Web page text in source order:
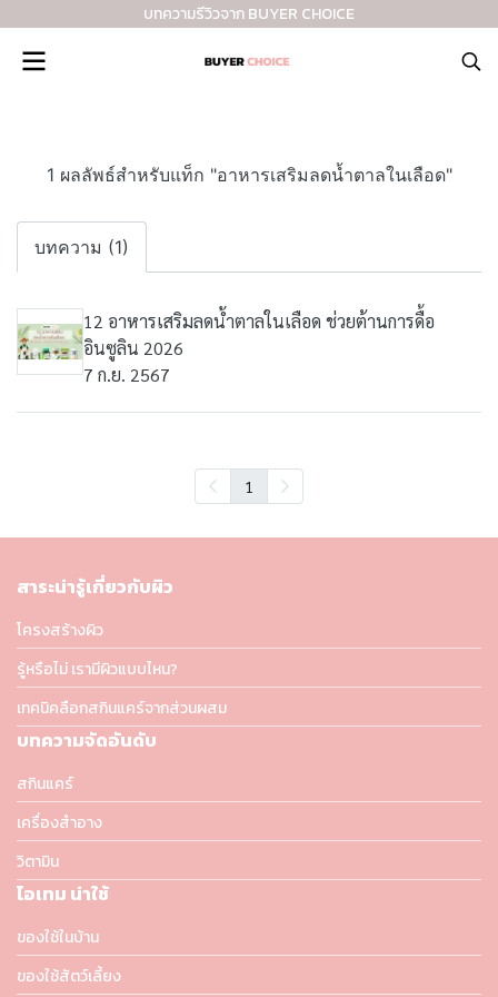
บทความรีวิวจาก BUYER CHOICE
1 ผลลัพธ์สำหรับแท็ก "อาหารเสริมลดน้ำตาลในเลือด"
บทความ (1)
12 อาหารเสริมลดน้ำตาลในเลือด ช่วยต้านการดื้อ
อินซูลิน 2026
7 ก.ย. 2567
1
สาระน่ารู้เกี่ยวกับผิว
โครงสร้างผิว
รู้หรือไม่ เรามีผิวแบบไหน?
เทคนิคลือกสกินแคร์จากส่วนผสม
บทความจัดอันดับ
สกินแคร์
เครื่องสำอาง
วิตามิน
ไอเทม น่าใช้
ของใช้ในบ้าน
ของใช้สัตว์เลี้ยง